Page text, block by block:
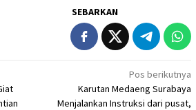
SEBARKAN
Pos berikutnya
Karutan Medaeng Surabaya
Menjalankan Instruksi dari pusat,